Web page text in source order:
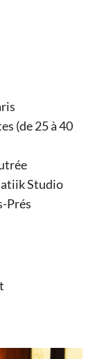
(de 25 à 40
Studio
Prés